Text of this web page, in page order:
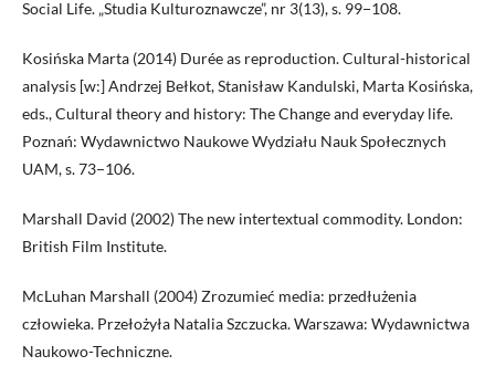
Social Life. „Studia Kulturoznawcze”, nr 3(13), s. 99−108.
Kosińska Marta (2014) Durée as reproduction. Cultural-historical
analysis [w:] Andrzej Bełkot, Stanisław Kandulski, Marta Kosińska,
eds., Cultural theory and history: The Change and everyday life.
Poznań: Wydawnictwo Naukowe Wydziału Nauk Społecznych
UAM, s. 73−106.
Marshall David (2002) The new intertextual commodity. London:
British Film Institute.
McLuhan Marshall (2004) Zrozumieć media: przedłużenia
człowieka. Przełożyła Natalia Szczucka. Warszawa: Wydawnictwa
Naukowo-Techniczne.